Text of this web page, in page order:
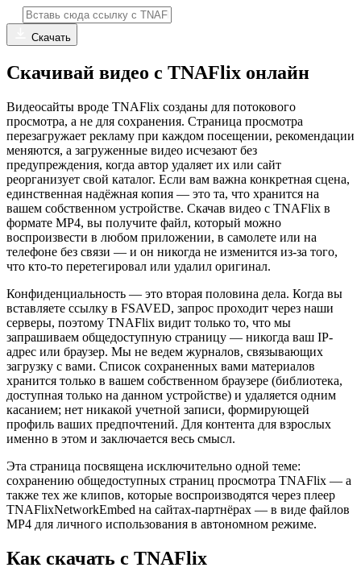
Скачать
Скачивай видео с TNAFlix онлайн
Видеосайты вроде TNAFlix созданы для потокового
просмотра, а не для сохранения. Страница просмотра
перезагружает рекламу при каждом посещении, рекомендации
меняются, а загруженные видео исчезают без
предупреждения, когда автор удаляет их или сайт
реорганизует свой каталог. Если вам важна конкретная сцена,
единственная надёжная копия — это та, что хранится на
вашем собственном устройстве. Скачав видео с TNAFlix в
формате MP4, вы получите файл, который можно
воспроизвести в любом приложении, в самолете или на
телефоне без связи — и он никогда не изменится из-за того,
что кто-то перетегировал или удалил оригинал.
Конфиденциальность — это вторая половина дела. Когда вы
вставляете ссылку в FSAVED, запрос проходит через наши
серверы, поэтому TNAFlix видит только то, что мы
запрашиваем общедоступную страницу — никогда ваш IP-
адрес или браузер. Мы не ведем журналов, связывающих
загрузку с вами. Список сохраненных вами материалов
хранится только в вашем собственном браузере (библиотека,
доступная только на данном устройстве) и удаляется одним
касанием; нет никакой учетной записи, формирующей
профиль ваших предпочтений. Для контента для взрослых
именно в этом и заключается весь смысл.
Эта страница посвящена исключительно одной теме:
сохранению общедоступных страниц просмотра TNAFlix — а
также тех же клипов, которые воспроизводятся через плеер
TNAFlixNetworkEmbed на сайтах-партнёрах — в виде файлов
MP4 для личного использования в автономном режиме.
Как скачать с TNAFlix